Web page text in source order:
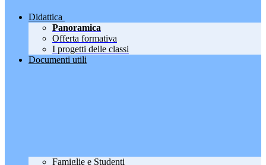
Didattica
Panoramica
Offerta formativa
I progetti delle classi
Documenti utili
Famiglie e Studenti